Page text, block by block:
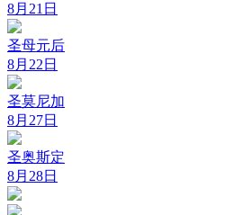
8月21日
圣母元后
8月22日
圣莫尼加
8月27日
圣奥斯定
8月28日